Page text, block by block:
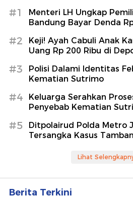
#1
Menteri LH Ungkap
Bandung Bayar Denda
#2
Keji! Ayah Cabuli Anak
Uang Rp 200 Ribu di
#3
Polisi Dalami Identitas
Kematian Sutrimo
#4
Keluarga Serahkan
Penyebab Kematian
#5
Ditpolairud Polda Metro
Tersangka Kasus
Lihat
Berita Terkini